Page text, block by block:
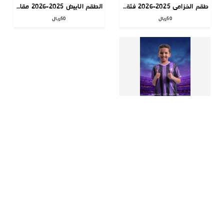
طقم الخزامى 2025-2026 فئة الجمهور
50ريال
الطقم الابيض 2025-2026 مقاس الاطفال
50ريال